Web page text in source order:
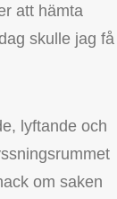
att hämta
skulle jag få
lyftande och
om saken